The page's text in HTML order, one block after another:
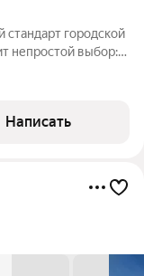
городской
непростой выбор:
дом с
от
Написать